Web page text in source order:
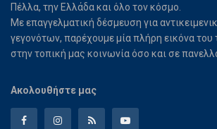
Πέλλα, την Ελλάδα και όλο τον κόσμο.
Με επαγγελματική δέσμευση για
γεγονότων, παρέχουμε μία πλήρη εικόνα του
στην τοπική μας κοινωνία όσο και σε
Ακολουθήστε μας